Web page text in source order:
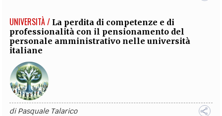
UNIVERSITÀ / La perdita di competenze e di
professionalità con il pensionamento del
personale amministrativo nelle università
italiane
diPasquale Talarico